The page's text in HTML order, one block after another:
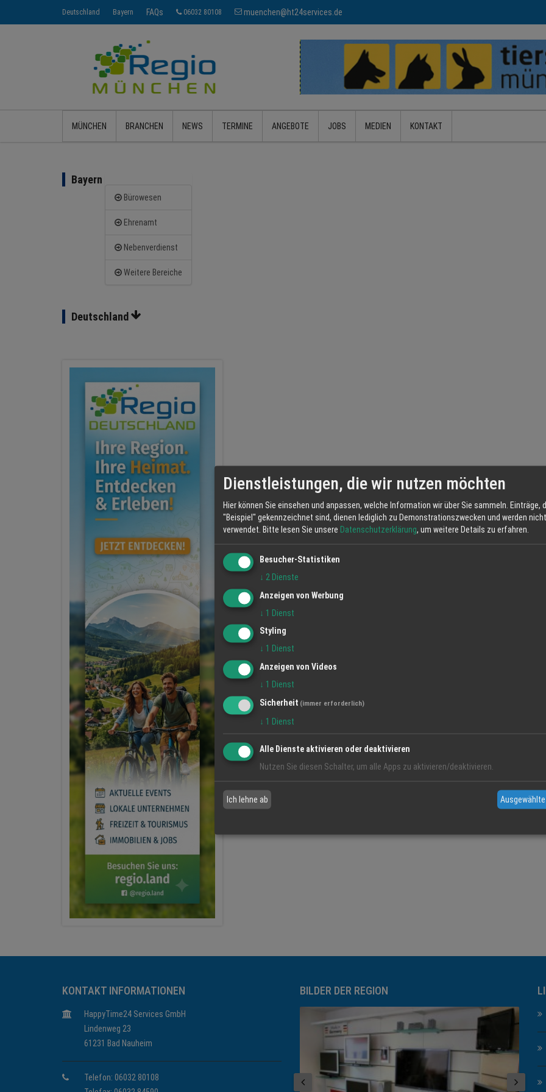
Deutschland Bayern FAQs 06032 80108 muenchen@ht24services.de
MÜNCHEN BRANCHEN NEWS TERMINE ANGEBOTE JOBS MEDIEN KONTAKT
Bayern
Bürowesen
Ehrenamt
Nebenverdienst
Weitere Bereiche
Deutschland
KONTAKT INFORMATIONEN
HappyTime24 Services GmbH
Lindenweg 23
61231 Bad Nauheim
Telefon: 06032 80108
BILDER DER REGION
Dienstleistungen, die wir nutzen möchten
Hier können Sie einsehen und anpassen, welche Information wir über Sie sammeln. Einträge,
"Beispiel" gekennzeichnet sind, dienen lediglich zu Demonstrationszwecken und werden
verwendet. Bitte lesen Sie unsere Datenschutzerklärung, um weitere Details zu erfahren.
Besucher-Statistiken
↓ 2 Dienste
Anzeigen von Werbung
↓ 1 Dienst
Styling
↓ 1 Dienst
Anzeigen von Videos
↓ 1 Dienst
Sicherheit (immer erforderlich)
↓ 1 Dienst
Alle Dienste aktivieren oder deaktivieren
Nutzen Sie diesen Schalter, um alle Apps zu aktivieren/deaktivieren.
Ich lehne ab